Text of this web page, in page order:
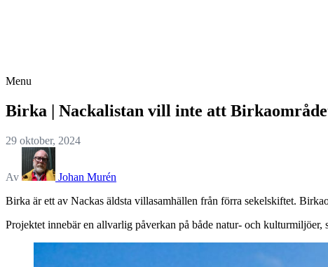
Menu
Birka | Nackalistan vill inte att
29 oktober, 2024
Av
Johan Murén
Birka är ett av Nackas äldsta villasamhällen från förra sekelskiftet.
Projektet innebär en allvarlig påverkan på både natur- och